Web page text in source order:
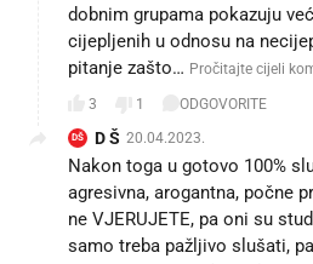
dobnim grupama pokazuju
cijepljenih u odnosu na
pitanje zašto… Pročitajte cijeli
3 1 ODGOVORITE
DŠ D Š 20.04.2023.
Nakon toga u gotovo 100%
agresivna, arogantna, počne
ne VJERUJETE, pa oni su
samo treba pažljivo slušati,